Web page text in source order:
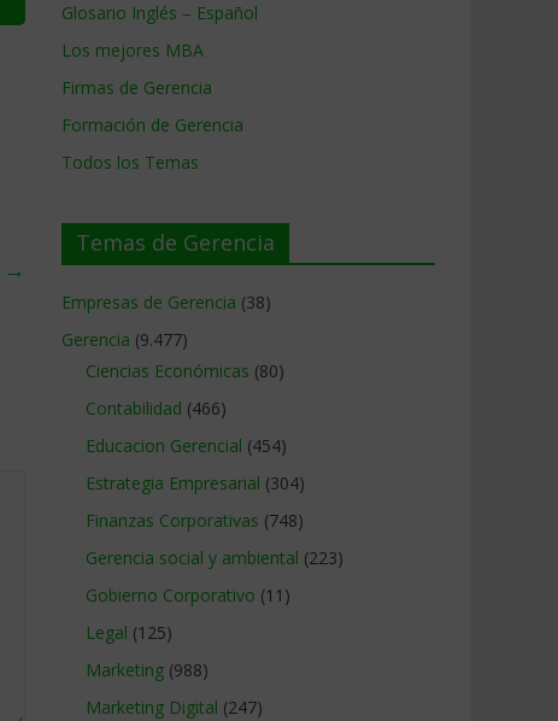
→
Glosario Inglés – Español
Los mejores MBA
Firmas de Gerencia
Formación de Gerencia
Todos los Temas
Temas de Gerencia
Empresas de Gerencia (38)
Gerencia (9.477)
Ciencias Económicas (80)
Contabilidad (466)
Educacion Gerencial (454)
Estrategia Empresarial (304)
Finanzas Corporativas (748)
Gerencia social y ambiental (223)
Gobierno Corporativo (11)
Legal (125)
Marketing (988)
Marketing Digital (247)